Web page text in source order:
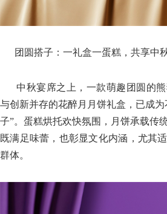
团圆搭子：一礼盒一蛋糕，共享中
中秋宴席之上，一款萌趣团圆的
与创新并存的花醉月月饼礼盒，已成
子”。蛋糕烘托欢快氛围，月饼承载传
既满足味蕾，也彰显文化内涵，尤其
群体。